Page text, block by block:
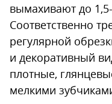
вымахивают до
Соответственно
регулярной
и декоративный
плотные,
мелкими